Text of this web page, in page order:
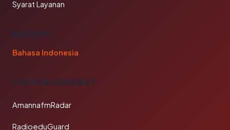
Syarat Layanan
BAHASA
Bahasa Indonesia
TAUTAN SAHABAT
AmannafmRadar
RadioeduGuard